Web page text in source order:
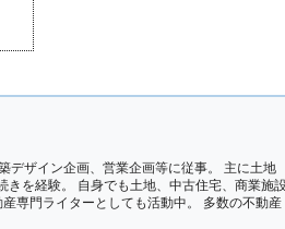
デザイン企画、営業企画等に従事。 主に土地
きを経験。 自身でも土地、中古住宅、商業施
専門ライターとしても活動中。 多数の不動産